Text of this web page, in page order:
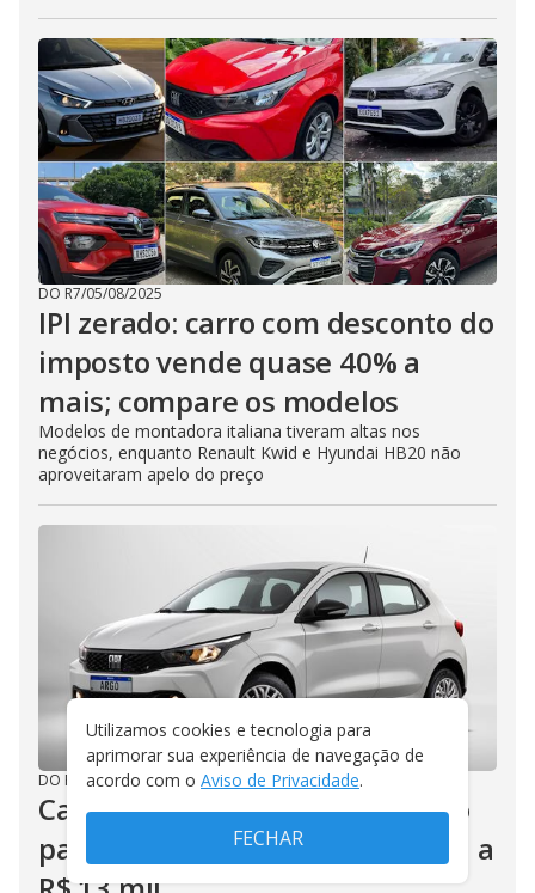
DO R7/05/08/2025
IPI zerado: carro com desconto do
imposto vende quase 40% a
mais; compare os modelos
Modelos de montadora italiana tiveram altas nos
negócios, enquanto Renault Kwid e Hyundai HB20 não
aproveitaram apelo do preço
DO R7 15/07/2025
Carros com IPI zerado: desconto
para modelos de entrada chega a
Utilizamos cookies e tecnologia para
aprimorar sua experiência de navegação de
acordo com o Aviso de Privacidade.
FECHAR